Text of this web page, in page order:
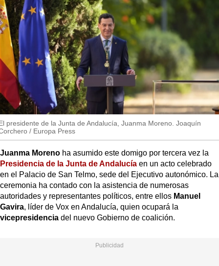
OPINIÓN
MUNICIPIOS
presidente de la Junta de Andalucía, Juanma Moreno. Joaquín
/ Europa Press
Juanma Moreno ha asumido este domigo por tercera vez la
Presidencia de la Junta de Andalucía en un acto celebrado
en el Palacio de San Telmo, sede del Ejecutivo autonómico. La
ceremonia ha contado con la asistencia de numerosas
autoridades y representantes políticos, entre ellos Manuel
Gavira, líder de Vox en Andalucía, quien ocupará la
vicepresidencia del nuevo Gobierno de coalición.